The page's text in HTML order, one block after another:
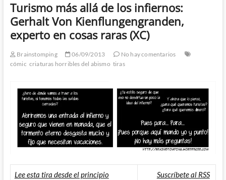
Turismo más allá de los infiernos:
Gerhalt Von Kienflungengranden,
experto en cosas raras (XC)
Brainstomping 06/09/2013
No hay comentarios
cómic criaturas horribles del abismo tiras
Lee esta tira desde el principio Suscríbete al RSS